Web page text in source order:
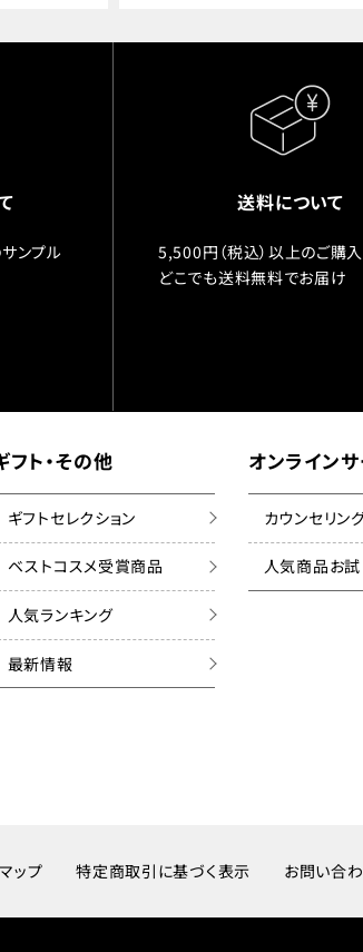
ンプル
送料について
5,500円（税込）以上のご購
どこでも送料無料でお届け
フト・その他
ギフトセレクション
ベストコスメ受賞商品
人気ランキング
最新情報
オンライン
カウンセリン
人気商品お
ップ 特定商取引に基づく表示 お問い合